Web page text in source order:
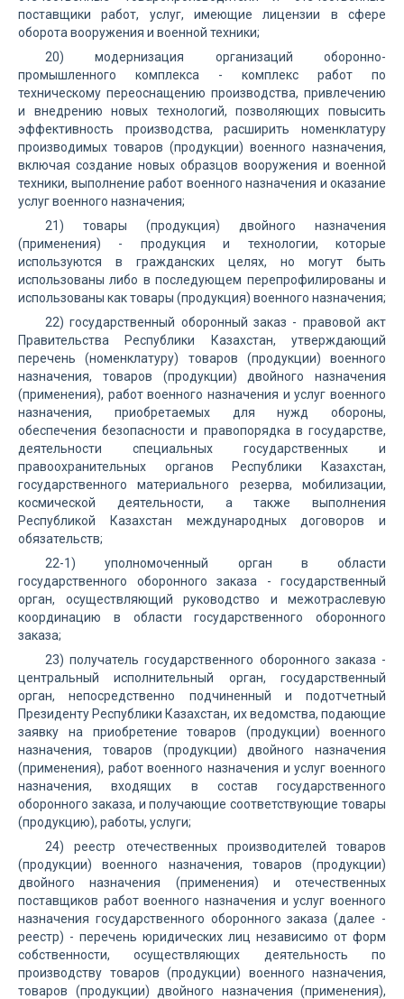
поставщики работ, услуг, имеющие лицензии в сфере
оборота вооружения и военной техники;
20) модернизация организаций оборонно-
промышленного комплекса - комплекс работ по
техническому переоснащению производства, привлечению
и внедрению новых технологий, позволяющих повысить
эффективность производства, расширить номенклатуру
производимых товаров (продукции) военного назначения,
включая создание новых образцов вооружения и военной
техники, выполнение работ военного назначения и оказание
услуг военного назначения;
21) товары (продукция) двойного назначения
(применения) - продукция и технологии, которые
используются в гражданских целях, но могут быть
использованы либо в последующем перепрофилированы и
использованы как товары (продукция) военного назначения;
22) государственный оборонный заказ - правовой акт
Правительства Республики Казахстан, утверждающий
перечень (номенклатуру) товаров (продукции) военного
назначения, товаров (продукции) двойного назначения
(применения), работ военного назначения и услуг военного
назначения, приобретаемых для нужд обороны,
обеспечения безопасности и правопорядка в государстве,
деятельности специальных государственных и
правоохранительных органов Республики Казахстан,
государственного материального резерва, мобилизации,
космической деятельности, а также выполнения
Республикой Казахстан международных договоров и
обязательств;
22-1) уполномоченный орган в области
государственного оборонного заказа - государственный
орган, осуществляющий руководство и межотраслевую
координацию в области государственного оборонного
заказа;
23) получатель государственного оборонного заказа -
центральный исполнительный орган, государственный
орган, непосредственно подчиненный и подотчетный
Президенту Республики Казахстан, их ведомства, подающие
заявку на приобретение товаров (продукции) военного
назначения, товаров (продукции) двойного назначения
(применения), работ военного назначения и услуг военного
назначения, входящих в состав государственного
оборонного заказа, и получающие соответствующие товары
(продукцию), работы, услуги;
24) реестр отечественных производителей товаров
(продукции) военного назначения, товаров (продукции)
двойного назначения (применения) и отечественных
поставщиков работ военного назначения и услуг военного
назначения государственного оборонного заказа (далее -
реестр) - перечень юридических лиц независимо от форм
собственности, осуществляющих деятельность по
производству товаров (продукции) военного назначения,
товаров (продукции) двойного назначения (применения),